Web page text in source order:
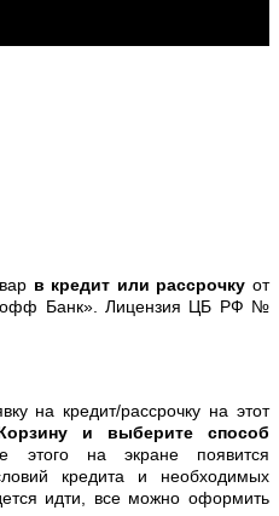
в кредит или рассрочку от
Банк». Лицензия ЦБ РФ №
на кредит/рассрочку на этот
и выберите способ
этого на экране появится
кредита и необходимых
идти, все можно оформить